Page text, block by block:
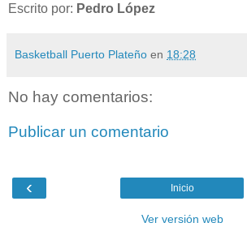
Escrito por: Pedro López
Basketball Puerto Plateño en 18:28
No hay comentarios:
Publicar un comentario
‹ Inicio
Ver versión web